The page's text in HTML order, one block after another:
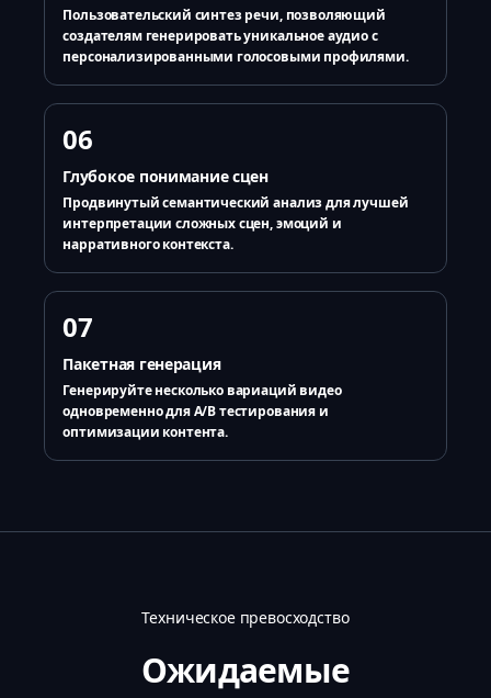
Пользовательский синтез речи, позволяющий
создателям генерировать уникальное аудио с
персонализированными голосовыми профилями.
06
Глубокое понимание сцен
Продвинутый семантический анализ для лучшей
интерпретации сложных сцен, эмоций и
нарративного контекста.
07
Пакетная генерация
Генерируйте несколько вариаций видео
одновременно для A/B тестирования и
оптимизации контента.
Техническое превосходство
Ожидаемые